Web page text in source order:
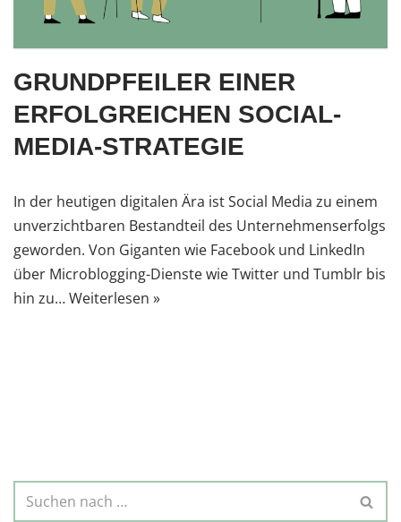
GRUNDPFEILER EINER
ERFOLGREICHEN SOCIAL-
MEDIA-STRATEGIE
In der heutigen digitalen Ära ist Social Media zu einem
unverzichtbaren Bestandteil des Unternehmenserfolgs
geworden. Von Giganten wie Facebook und LinkedIn
über Microblogging-Dienste wie Twitter und Tumblr bis
hin zu…Weiterlesen »